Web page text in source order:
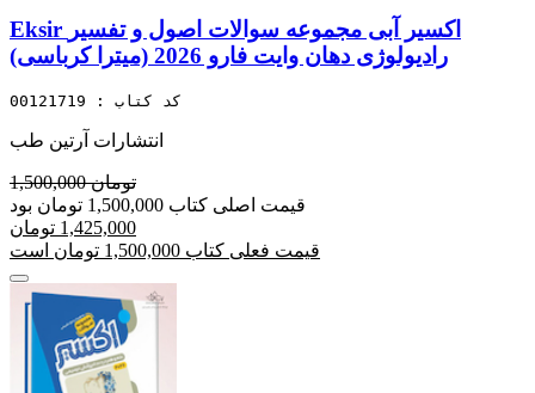
Eksir اکسیر آبی مجموعه سوالات اصول و تفسیر
رادیولوژی دهان وایت فارو 2026 (میترا کرباسی)
کد کتاب : 00121719
انتشارات آرتین طب
1,500,000 تومان
قیمت اصلی کتاب 1,500,000 تومان بود
1,425,000 تومان
قیمت فعلی کتاب 1,500,000 تومان است